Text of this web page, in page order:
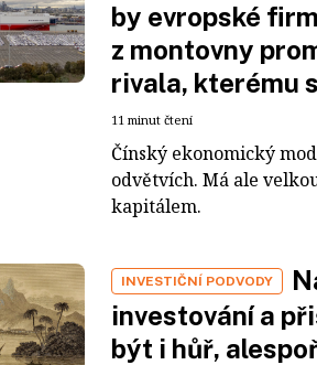
by evropské
z montovny
rivala, kterému
11 minut čtení
Čínský ekonomický
odvětvích. Má ale
kapitálem.
INVESTIČNÍ PODVODY
investování a
být i hůř,